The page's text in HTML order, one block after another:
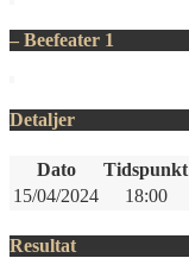
– Beefeater 1
Detaljer
Dato Tidspunkt
15/04/2024
18:00
Resultat